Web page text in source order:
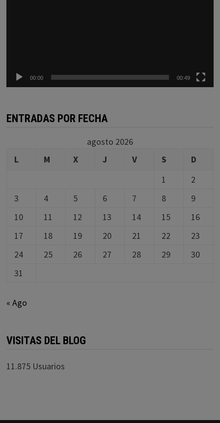
00:00 00:49
ENTRADAS POR FECHA
agosto 2026
L
M X J V S
D
1
2
3
4 5 6 7 8
9
10
11 12 13 14 15
16
17
18 19 20 21 22
23
24
25 26 27 28 29
30
31
« Ago
VISITAS DEL BLOG
11.875 Usuarios